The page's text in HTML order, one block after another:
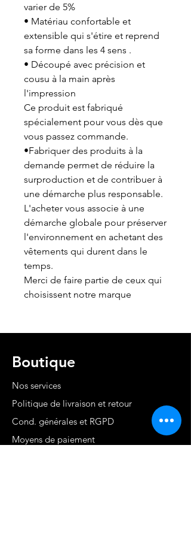
varier de 5%
• Matériau confortable et
extensible qui s'étire et reprend
sa forme dans les 4 sens .
• Découpé avec précision et
cousu à la main après
l'impression
Ce produit est fabriqué
spécialement pour vous dès que
vous passez commande.
•Fabriquer des produits à la
demande permet de réduire la
surproduction et de contribuer à
une démarche plus responsable.
L'acheter vous associe à une
démarche globale pour préserver
l'environnement en achetant des
vêtements qui durent dans le
temps.
Merci de faire partie de ceux qui
choisissent notre marque
Boutique
Nos services
Politique de livraison et retour
Cond. générales et RGPD
Moyens de paiement